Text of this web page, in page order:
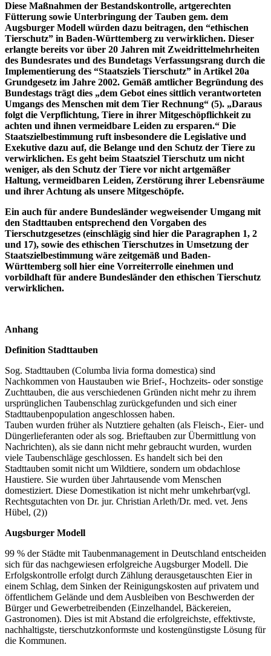
Diese Maßnahmen der Bestandskontrolle, artgerechten
Fütterung sowie Unterbringung der Tauben gem. dem
Augsburger Modell würden dazu beitragen, den “ethischen
Tierschutz” in Baden-Württemberg zu verwirklichen. Dieser
erlangte bereits vor über 20 Jahren mit Zweidrittelmehrheiten
des Bundesrates und des Bundetags Verfassungsrang durch die
Implementierung des “Staatsziels Tierschutz” in Artikel 20a
Grundgesetz im Jahre 2002. Gemäß amtlicher Begründung des
Bundestags trägt dies „dem Gebot eines sittlich verantworteten
Umgangs des Menschen mit dem Tier Rechnung“ (5). „Daraus
folgt die Verpflichtung, Tiere in ihrer Mitgeschöpflichkeit zu
achten und ihnen vermeidbare Leiden zu ersparen.“ Die
Staatszielbestimmung ruft insbesondere die Legislative und
Exekutive dazu auf, die Belange und den Schutz der Tiere zu
verwirklichen. Es geht beim Staatsziel Tierschutz um nicht
weniger, als den Schutz der Tiere vor nicht artgemäßer
Haltung, vermeidbaren Leiden, Zerstörung ihrer Lebensräume
und ihrer Achtung als unsere Mitgeschöpfe.
Ein auch für andere Bundesländer wegweisender Umgang mit
den Stadttauben entsprechend den Vorgaben des
Tierschutzgesetzes (einschlägig sind hier die Paragraphen 1, 2
und 17), sowie des ethischen Tierschutzes in Umsetzung der
Staatszielbestimmung wäre zeitgemäß und Baden-
Württemberg soll hier eine Vorreiterrolle einehmen und
vorbildhaft für andere Bundesländer den ethischen Tierschutz
verwirklichen.
Anhang
Definition Stadttauben
Sog. Stadttauben (Columba livia forma domestica) sind
Nachkommen von Haustauben wie Brief-, Hochzeits- oder sonstige
Zuchttauben, die aus verschiedenen Gründen nicht mehr zu ihrem
ursprünglichen Taubenschlag zurückgefunden und sich einer
Stadttaubenpopulation angeschlossen haben.
Tauben wurden früher als Nutztiere gehalten (als Fleisch-, Eier- und
Düngerlieferanten oder als sog. Brieftauben zur Übermittlung von
Nachrichten), als sie dann nicht mehr gebraucht wurden, wurden
viele Taubenschläge geschlossen. Es handelt sich bei den
Stadttauben somit nicht um Wildtiere, sondern um obdachlose
Haustiere. Sie wurden über Jahrtausende vom Menschen
domestiziert. Diese Domestikation ist nicht mehr umkehrbar(vgl.
Rechtsgutachten von Dr. jur. Christian Arleth/Dr. med. vet. Jens
Hübel, (2))
Augsburger Modell
99 % der Städte mit Taubenmanagement in Deutschland entscheiden
sich für das nachgewiesen erfolgreiche Augsburger Modell. Die
Erfolgskontrolle erfolgt durch Zählung derausgetauschten Eier in
einem Schlag, dem Sinken der Reinigungskosten auf privatem und
öffentlichem Gelände und dem Ausbleiben von Beschwerden der
Bürger und Gewerbetreibenden (Einzelhandel, Bäckereien,
Gastronomen). Dies ist mit Abstand die erfolgreichste, effektivste,
nachhaltigste, tierschutzkonformste und kostengünstigste Lösung für
die Kommunen.